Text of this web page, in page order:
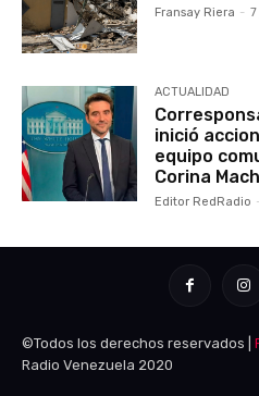
Fransay Riera -
ACTUALIDAD
inició
equipo
Corina
Editor RedRadio -
©Todos los derechos reservados |
Radio Venezuela 2020